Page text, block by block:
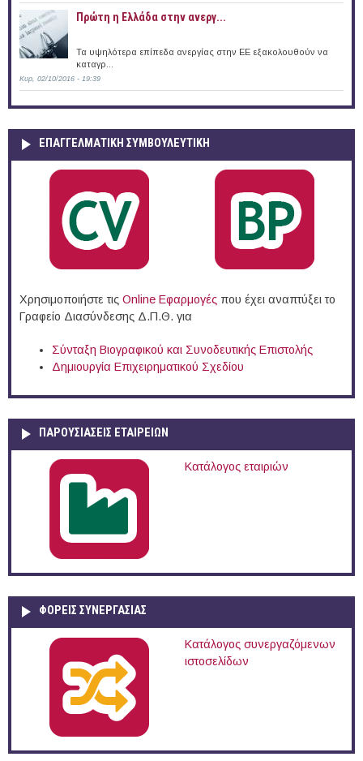
Πρώτη η Ελλάδα στην ανεργ...
Τα υψηλότερα επίπεδα ανεργίας στην ΕΕ εξακολουθούν να
καταγρ...
Κυρ, 02/10/2016 - 19:39
ΕΠΑΓΓΕΛΜΑΤΙΚΉ ΣΥΜΒΟΥΛΕΥΤΙΚΉ
Χρησιμοποιήστε τις Online Eφαρμογές που έχει αναπτύξει το
Γραφείο Διασύνδεσης Δ.Π.Θ. για
Σύνταξη Βιογραφικού και Συνοδευτικής Επιστολής
Δημιουργία Επιχειρηματικού Σχεδίου
ΠΑΡΟΥΣΙΆΣΕΙΣ ΕΤΑΙΡΕΙΏΝ
Κατάλογος εταιριών
ΦΟΡΕΙΣ ΣΥΝΕΡΓΑΣΙΑΣ
Κατάλογος συνεργαζόμενων
ιστοσελίδων